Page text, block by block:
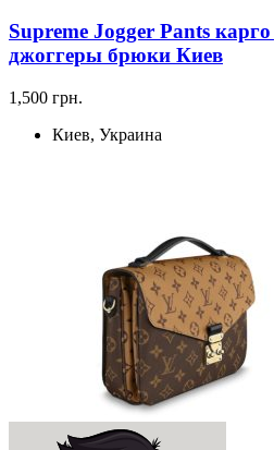
Supreme Jogger Pants
джоггеры брюки Киев
1,500 грн.
Киев, Украина